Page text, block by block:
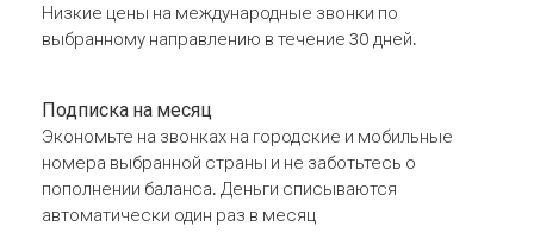
Низкие цены на международные звонки по
выбранному направлению в течение 30 дней.
Подписка на месяц
Экономьте на звонках на городские и мобильные
номера выбранной страны и не заботьтесь о
пополнении баланса. Деньги списываются
автоматически один раз в месяц